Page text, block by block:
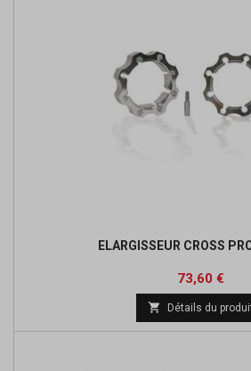
ELARGISSEUR CROSS
Prix
73,60 €
base
 Détails du